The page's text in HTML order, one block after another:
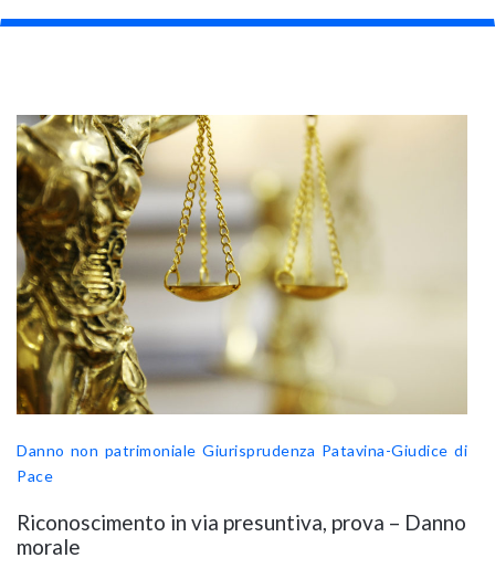
Danno non patrimoniale Giurisprudenza Patavina-Giudice di
Pace
Riconoscimento in via presuntiva, prova – Danno
morale